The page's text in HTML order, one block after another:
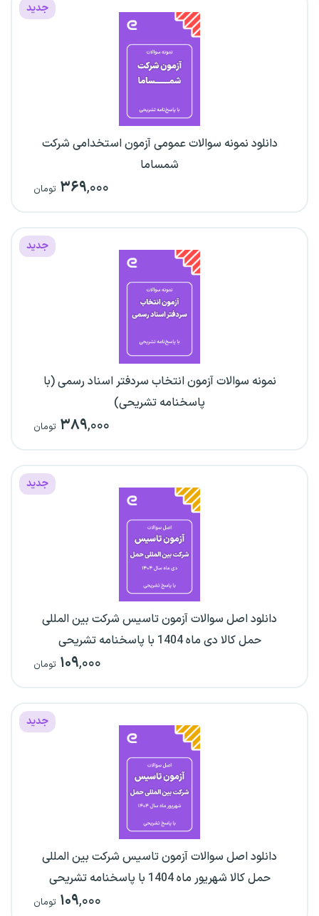
جدید
دانلود نمونه سوالات عمومی آزمون استخدامی شرکت
شمساما
۳۶۹,۰۰۰ تومان
جدید
نمونه سوالات آزمون انتخاب سردفتر اسناد رسمی (با
پاسخنامه تشریحی)
۳۸۹,۰۰۰ تومان
جدید
دانلود اصل سوالات آزمون تاسیس شرکت بین المللی
حمل کالا دی ماه 1404 با پاسخنامه تشریحی
۱۰۹,۰۰۰ تومان
جدید
دانلود اصل سوالات آزمون تاسیس شرکت بین المللی
حمل کالا شهریور ماه 1404 با پاسخنامه تشریحی
۱۰۹,۰۰۰ تومان